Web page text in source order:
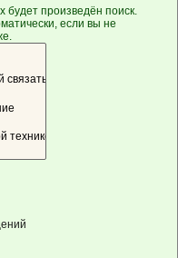
произведён поиск.
если вы не